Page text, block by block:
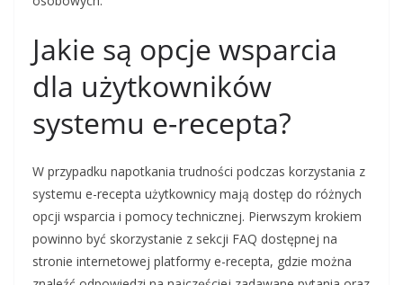
Jakie są opcje wsparcia
dla użytkowników
systemu e-recepta?
W przypadku napotkania trudności podczas korzystania z
systemu e-recepta użytkownicy mają dostęp do różnych
opcji wsparcia i pomocy technicznej. Pierwszym krokiem
powinno być skorzystanie z sekcji FAQ dostępnej na
stronie internetowej platformy e-recepta, gdzie można